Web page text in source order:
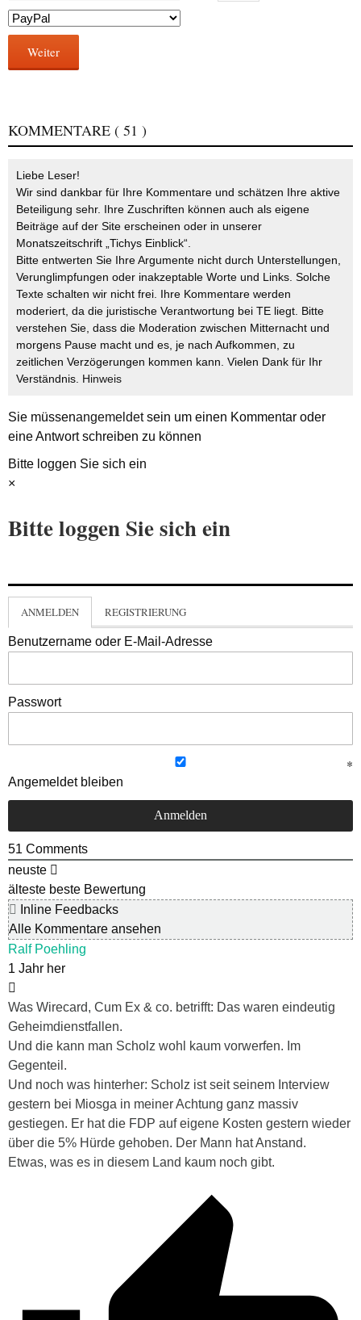
Weiter
KOMMENTARE ( 51 )
Liebe Leser!
Wir sind dankbar für Ihre Kommentare und schätzen Ihre aktive
Beteiligung sehr. Ihre Zuschriften können auch als eigene
Beiträge auf der Site erscheinen oder in unserer
Monatszeitschrift „Tichys Einblick“.
Bitte entwerten Sie Ihre Argumente nicht durch Unterstellungen,
Verunglimpfungen oder inakzeptable Worte und Links. Solche
Texte schalten wir nicht frei. Ihre Kommentare werden
moderiert, da die juristische Verantwortung bei TE liegt. Bitte
verstehen Sie, dass die Moderation zwischen Mitternacht und
morgens Pause macht und es, je nach Aufkommen, zu
zeitlichen Verzögerungen kommen kann. Vielen Dank für Ihr
Verständnis. Hinweis
Sie müssenangemeldetsein um einen Kommentar oder
eine Antwort schreiben zu können
Bitte loggen Sie sich ein
×
Bitte loggen Sie sich ein
ANMELDEN REGISTRIERUNG
Benutzername oder E-Mail-Adresse
Passwort
Angemeldet bleiben
51 Comments
neuste
älteste beste Bewertung
Inline Feedbacks
Alle Kommentare ansehen
Ralf Poehling
1 Jahr her
Was Wirecard, Cum Ex & co. betrifft: Das waren eindeutig
Geheimdienstfallen.
Und die kann man Scholz wohl kaum vorwerfen. Im
Gegenteil.
Und noch was hinterher: Scholz ist seit seinem Interview
gestern bei Miosga in meiner Achtung ganz massiv
gestiegen. Er hat die FDP auf eigene Kosten gestern wieder
über die 5% Hürde gehoben. Der Mann hat Anstand.
Etwas, was es in diesem Land kaum noch gibt.